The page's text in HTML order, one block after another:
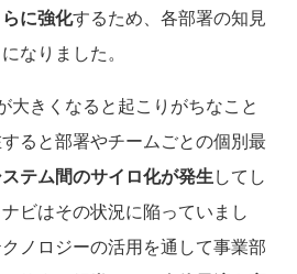
に強化するため、各部署の知見
なりました。
きくなると起こりがちなこと
ると部署やチームごとの個別最
テム間のサイロ化が発生してし
ビはその状況に陥っていまし
ノロジーの活用を通して事業部